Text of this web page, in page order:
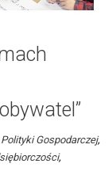
Gospodarczej,
,